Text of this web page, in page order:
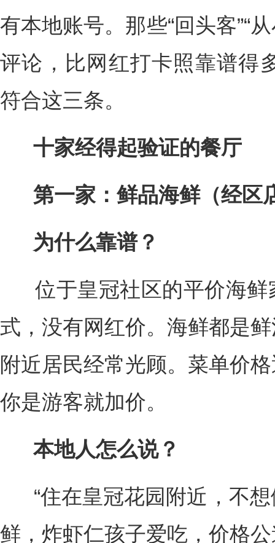
有本地账号。那些“回头客”“
评论，比网红打卡照靠谱得
符合这三条。
十家经得起验证的餐厅
第一家：鲜品海鲜（经区
为什么靠谱？
位于皇冠社区的平价海鲜
式，没有网红价。海鲜都是
附近居民经常光顾。菜单价
你是游客就加价。
本地人怎么说？
“住在皇冠花园附近，不想
鲜，炸虾仁孩子爱吃，价格